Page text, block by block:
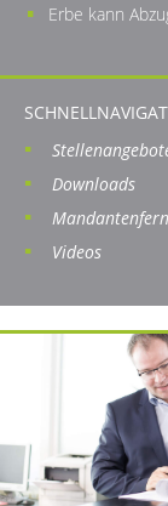
Erbe kann
Downloads
Videos